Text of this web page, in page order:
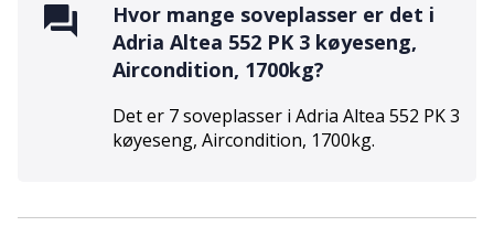
Hvor mange soveplasser er det i
Adria Altea 552 PK 3 køyeseng,
Aircondition, 1700kg?
Det er 7soveplasser i Adria Altea 552 PK 3
køyeseng, Aircondition, 1700kg.